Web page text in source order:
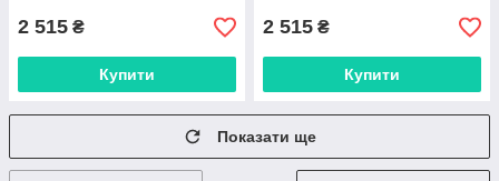
2 515 ₴
Купити
2 515 ₴
Купити
Показати ще